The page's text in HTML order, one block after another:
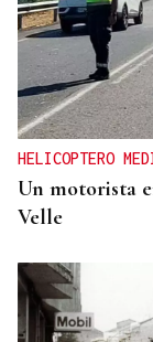
HELICOPTERO
Un motorista
Velle